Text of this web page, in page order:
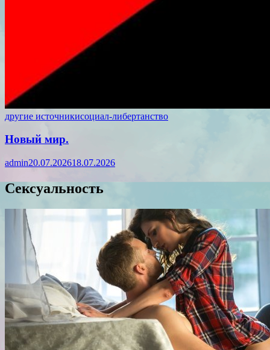
другие источникисоциал-либертанство
Новый мир.
admin20.07.202618.07.2026
Сексуальность